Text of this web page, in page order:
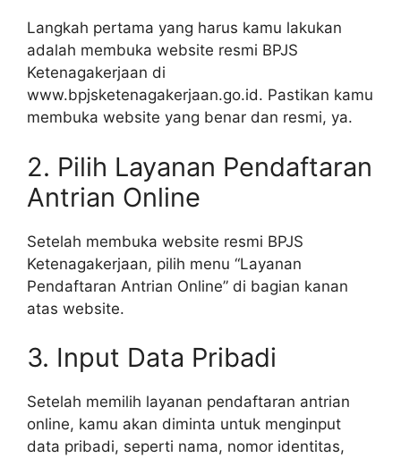
Langkah pertama yang harus kamu lakukan
adalah membuka website resmi BPJS
Ketenagakerjaan di
www.bpjsketenagakerjaan.go.id. Pastikan kamu
membuka website yang benar dan resmi, ya.
2. Pilih Layanan Pendaftaran
Antrian Online
Setelah membuka website resmi BPJS
Ketenagakerjaan, pilih menu “Layanan
Pendaftaran Antrian Online” di bagian kanan
atas website.
3. Input Data Pribadi
Setelah memilih layanan pendaftaran antrian
online, kamu akan diminta untuk menginput
data pribadi, seperti nama, nomor identitas,